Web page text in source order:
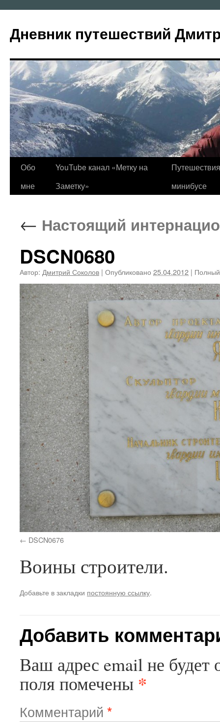
содержимому
Дневник путешествий
Обо
мне
YouTube канал «Метку на
Заметку»
минибусе
← Настоящий
DSCN0680
Автор: Дмитрий Соколов | Опубликовано 25.04.2012 |
DSCN0676
Воины строители.
Добавьте в закладки постоянную ссылку.
Добавить
Ваш адрес email не будет
поля помечены *
Комментарий *